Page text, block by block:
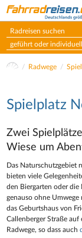
geführt oder individuell
Radwege
Spielplatz
Zwei
Wiese um
Das Naturschutzgebiet
bieten viele
den Biergarten oder die
genauso ohne
das Geburtshaus von
Callenberger Straße
Radwege, so dass auch